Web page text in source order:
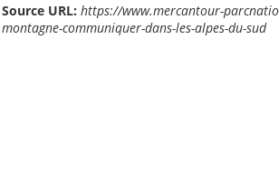
Source URL: https://www.mercantour-
montagne-communiquer-dans-les-alpes-du-sud